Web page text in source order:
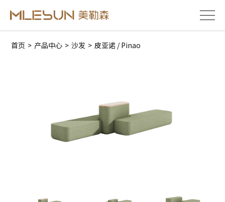
首页 > 产品中心 > 沙发 > 皮亚诺 / Pinao